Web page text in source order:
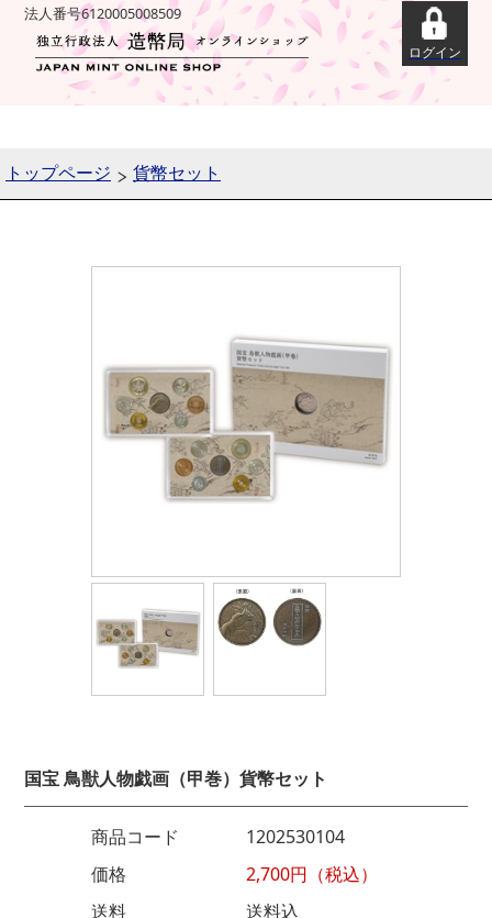
法人番号6120005008509
トップページ 貨幣セット
国宝 鳥獣人物戯画（甲巻）貨幣セット
商品コード
1202530104
価格
2,700円（税込）
送料
送料込